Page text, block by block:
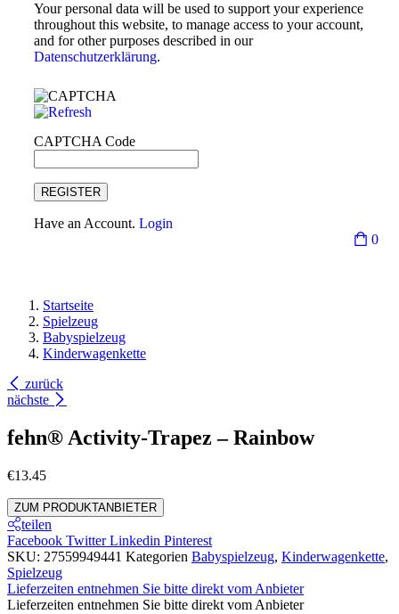
Your personal data will be used to support your experience
throughout this website, to manage access to your account,
and for other purposes described in our
Datenschutzerklärung.
CAPTCHA Code
REGISTER
Have an Account. Login
0
Startseite
Spielzeug
Babyspielzeug
Kinderwagenkette
zurück
nächste
fehn® Activity-Trapez – Rainbow
€13.45
ZUM PRODUKTANBIETER
teilen
Facebook TwitterLinkedin Pinterest
SKU: 27559949441 Kategorien Babyspielzeug, Kinderwagenkette,
Spielzeug
Lieferzeiten entnehmen Sie bitte direkt vom Anbieter
Lieferzeiten entnehmen Sie bitte direkt vom Anbieter